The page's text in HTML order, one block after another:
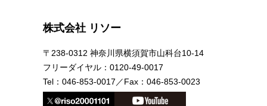
株式会社 リソー
〒238-0312 神奈川県横須賀市山科台10-14
フリーダイヤル： 0120-49-0017
Tel： 046-853-0017 ／Fax： 046-853-0023